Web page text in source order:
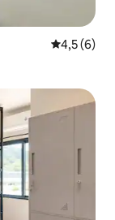
Prosječna
4,5 (6)